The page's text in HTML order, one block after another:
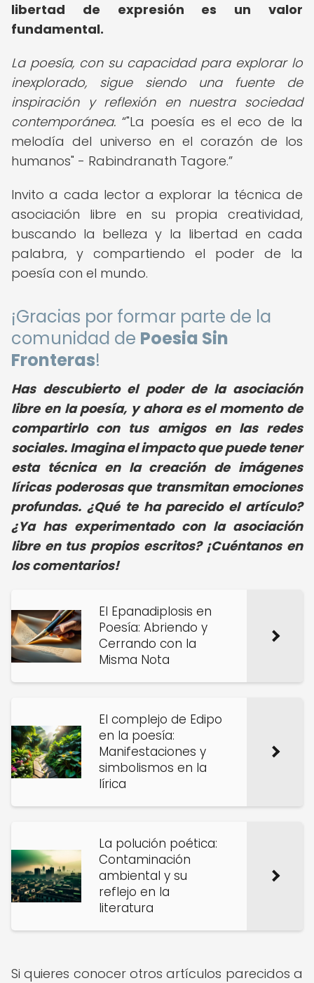
libertad de expresión es un valor
fundamental.
La poesía, con su capacidad para explorar lo
inexplorado, sigue siendo una fuente de
inspiración y reflexión en nuestra sociedad
contemporánea. "La poesía es el eco de la
melodía del universo en el corazón de los
humanos" - Rabindranath Tagore.
Invito a cada lector a explorar la técnica de
asociación libre en su propia creatividad,
buscando la belleza y la libertad en cada
palabra, y compartiendo el poder de la
poesía con el mundo.
¡Gracias por formar parte de la
comunidad de Poesia Sin
Fronteras!
Has descubierto el poder de la asociación
libre en la poesía, y ahora es el momento de
compartirlo con tus amigos en las redes
sociales. Imagina el impacto que puede tener
esta técnica en la creación de imágenes
líricas poderosas que transmitan emociones
profundas. ¿Qué te ha parecido el artículo?
¿Ya has experimentado con la asociación
libre en tus propios escritos? ¡Cuéntanos en
los comentarios!
El Epanadiplosis en
Poesía: Abriendo y
Cerrando con la
Misma Nota
El complejo de Edipo
en la poesía:
Manifestaciones y
simbolismos en la
lírica
La polución poética:
Contaminación
ambiental y su
reflejo en la
literatura
Si quieres conocer otros artículos parecidos a